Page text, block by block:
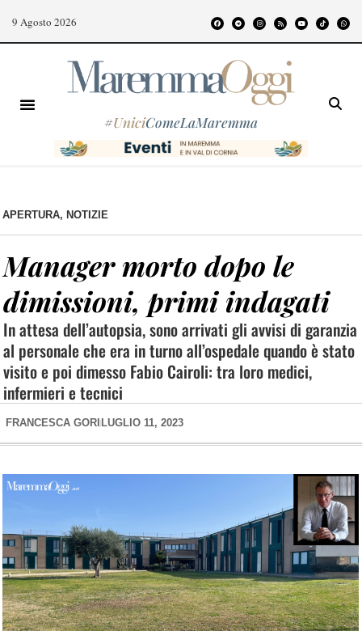
9 Agosto 2026
#UniciComeLaMaremma
APERTURA, NOTIZIE
Manager morto dopo le
dimissioni, primi indagati
In attesa dell’autopsia, sono arrivati gli avvisi di garanzia
al personale che era in turno all’ospedale quando è stato
visito e poi dimesso Fabio Cairoli: tra loro medici,
infermieri e tecnici
FRANCESCA GORI LUGLIO 11, 2023